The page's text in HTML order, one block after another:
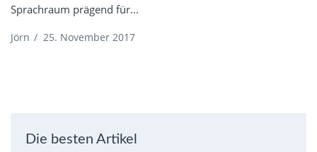
Sprachraum prägend für...
Jörn / 25. November 2017
Die besten Artikel